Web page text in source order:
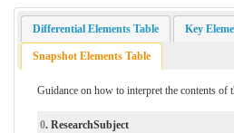
Differential Elements Table Key
Snapshot Elements Table
Guidance on how to interpret the contents of
0. ResearchSubject